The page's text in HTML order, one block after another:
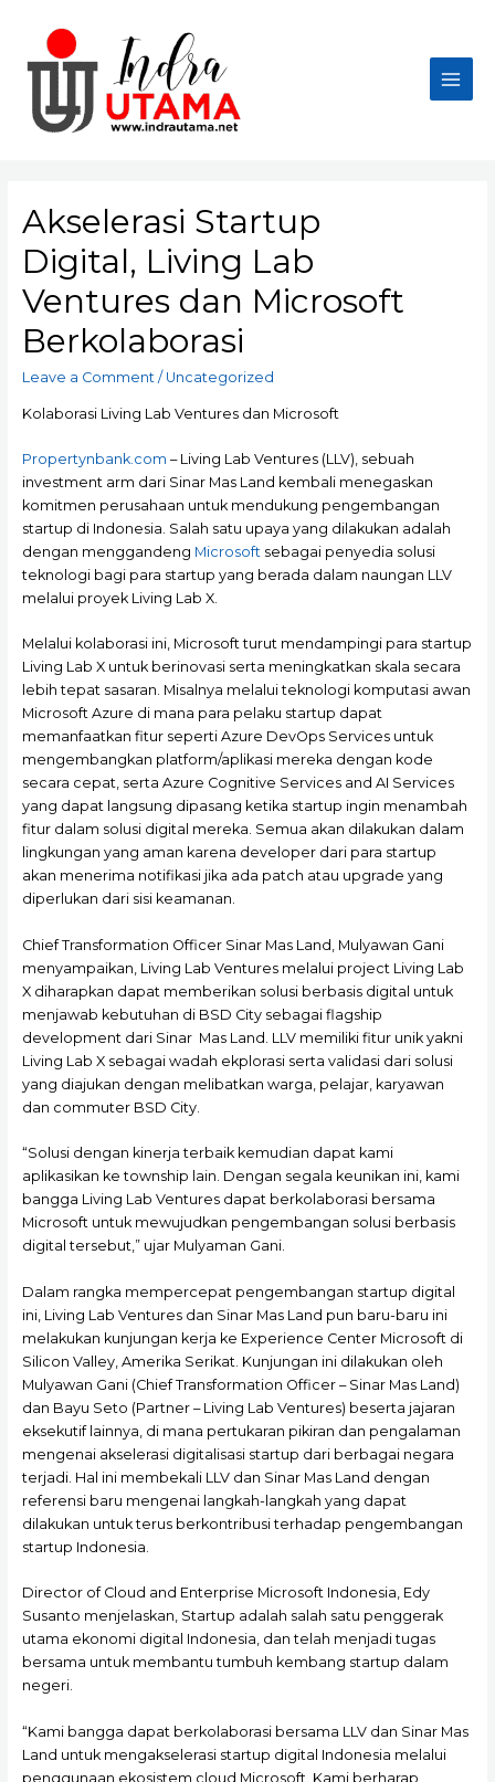
content
Main
Akselerasi Startup
Digital, Living Lab
Ventures dan Microsoft
Berkolaborasi
Leave a Comment / Uncategorized
Kolaborasi Living Lab Ventures dan Microsoft
Propertynbank.com – Living Lab Ventures (LLV), sebuah
investment arm dari Sinar Mas Land kembali menegaskan
komitmen perusahaan untuk mendukung pengembangan
startup di Indonesia. Salah satu upaya yang dilakukan adalah
dengan menggandeng Microsoftsebagai penyedia solusi
teknologi bagi para startup yang berada dalam naungan LLV
melalui proyek Living Lab X.
Melalui kolaborasi ini, Microsoft turut mendampingi para startup
Living Lab X untuk berinovasi serta meningkatkan skala secara
lebih tepat sasaran. Misalnya melalui teknologi komputasi awan
Microsoft Azure di mana para pelaku startup dapat
memanfaatkan fitur seperti Azure DevOps Services untuk
mengembangkan platform/aplikasi mereka dengan kode
secara cepat, serta Azure Cognitive Services and AI Services
yang dapat langsung dipasang ketika startup ingin menambah
fitur dalam solusi digital mereka. Semua akan dilakukan dalam
lingkungan yang aman karena developer dari para startup
akan menerima notifikasi jika ada patch atau upgrade yang
diperlukan dari sisi keamanan.
Chief Transformation Officer Sinar Mas Land, Mulyawan Gani
menyampaikan, Living Lab Ventures melalui project Living Lab
X diharapkan dapat memberikan solusi berbasis digital untuk
menjawab kebutuhan di BSD City sebagai flagship
development dari Sinar Mas Land. LLV memiliki fitur unik yakni
Living Lab X sebagai wadah ekplorasi serta validasi dari solusi
yang diajukan dengan melibatkan warga, pelajar, karyawan
dan commuter BSD City.
“Solusi dengan kinerja terbaik kemudian dapat kami
aplikasikan ke township lain. Dengan segala keunikan ini, kami
bangga Living Lab Ventures dapat berkolaborasi bersama
Microsoft untuk mewujudkan pengembangan solusi berbasis
digital tersebut,” ujar Mulyaman Gani.
Dalam rangka mempercepat pengembangan startup digital
ini, Living Lab Ventures dan Sinar Mas Land pun baru-baru ini
melakukan kunjungan kerja ke Experience Center Microsoft di
Silicon Valley, Amerika Serikat. Kunjungan ini dilakukan oleh
Mulyawan Gani (Chief Transformation Officer – Sinar Mas Land)
dan Bayu Seto (Partner – Living Lab Ventures) beserta jajaran
eksekutif lainnya, di mana pertukaran pikiran dan pengalaman
mengenai akselerasi digitalisasi startup dari berbagai negara
terjadi. Hal ini membekali LLV dan Sinar Mas Land dengan
referensi baru mengenai langkah-langkah yang dapat
dilakukan untuk terus berkontribusi terhadap pengembangan
startup Indonesia.
Director of Cloud and Enterprise Microsoft Indonesia, Edy
Susanto menjelaskan, Startup adalah salah satu penggerak
utama ekonomi digital Indonesia, dan telah menjadi tugas
bersama untuk membantu tumbuh kembang startup dalam
negeri.
“Kami bangga dapat berkolaborasi bersama LLV dan Sinar Mas
Land untuk mengakselerasi startup digital Indonesia melalui
penggunaan ekosistem cloud Microsoft. Kami berharap